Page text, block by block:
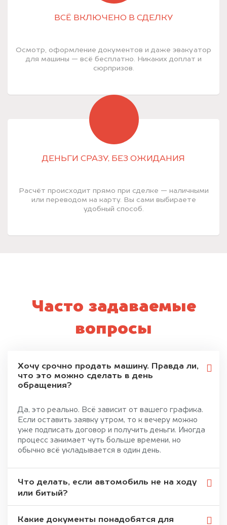
ВСЁ ВКЛЮЧЕНО В СДЕЛКУ
Осмотр, оформление документов и даже эвакуатор
для машины — всё бесплатно. Никаких доплат и
сюрпризов.
ДЕНЬГИ СРАЗУ, БЕЗ ОЖИДАНИЯ
Расчёт происходит прямо при сделке — наличными
или переводом на карту. Вы сами выбираете
удобный способ.
Часто задаваемые
вопросы
Хочу срочно продать машину. Правда ли,
что это можно сделать в день
обращения?
Да, это реально. Всё зависит от вашего графика.
Если оставить заявку утром, то к вечеру можно
уже подписать договор и получить деньги. Иногда
процесс занимает чуть больше времени, но
обычно всё укладывается в один день.
Что делать, если автомобиль не на ходу
или битый?
Какие документы понадобятся для